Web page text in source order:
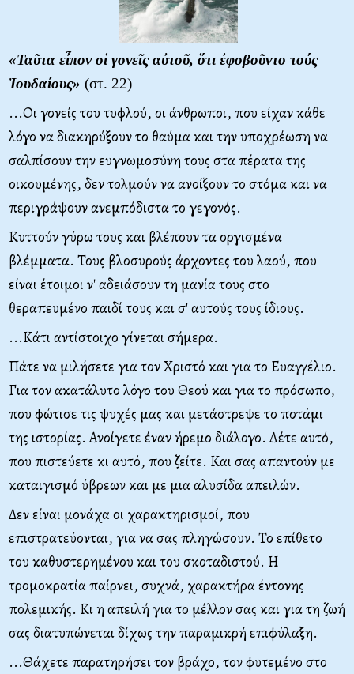
«Ταῦτα εἶπον οἱ γονεῖς αὐτοῦ, ὅτι ἐφοβοῦντο τούς
Ἰουδαίους» (στ. 22)
...Οι γονείς του τυφλού, οι άνθρωποι, που είχαν κάθε
λόγο να διακηρύξουν το θαύμα και την υποχρέωση να
σαλπίσουν την ευγνωμοσύνη τους στα πέρατα της
οικουμένης, δεν τολμούν να ανοίξουν το στόμα και να
περιγράψουν ανεμπόδιστα το γεγονός.
Κυττούν γύρω τους και βλέπουν τα οργισμένα
βλέμματα. Τους βλοσυρούς άρχοντες του λαού, που
είναι έτοιμοι ν' αδειάσουν τη μανία τους στο
θεραπευμένο παιδί τους και σ' αυτούς τους ίδιους.
...Κάτι αντίστοιχο γίνεται σήμερα.
Πάτε να μιλήσετε για τον Χριστό και για το Ευαγγέλιο.
Για τον ακατάλυτο λόγο του Θεού και για το πρόσωπο,
που φώτισε τις ψυχές μας και μετάστρεψε το ποτάμι
της ιστορίας. Ανοίγετε έναν ήρεμο διάλογο. Λέτε αυτό,
που πιστεύετε κι αυτό, που ζείτε. Και σας απαντούν με
καταιγισμό ύβρεων και με μια αλυσίδα απειλών.
Δεν είναι μονάχα οι χαρακτηρισμοί, που
επιστρατεύονται, για να σας πληγώσουν. Το επίθετο
του καθυστερημένου και του σκοταδιστού. Η
τρομοκρατία παίρνει, συχνά, χαρακτήρα έντονης
πολεμικής. Κι η απειλή για το μέλλον σας και για τη ζωή
σας διατυπώνεται δίχως την παραμικρή επιφύλαξη.
...Θάχετε παρατηρήσει τον βράχο, τον φυτεμένο στο